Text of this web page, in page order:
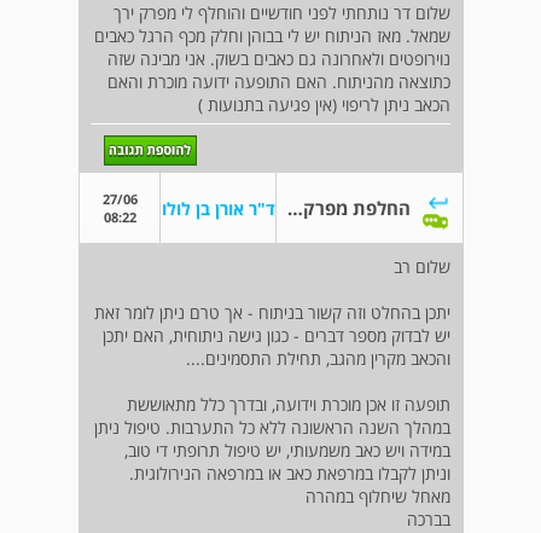
שלום דר נותחתי לפני חודשיים והוחלף לי מפרק ירך
שמאל. מאז הניתוח יש לי בבוהן וחלק מכף הרגל כאבים
נוירופטים ולאחרונה גם כאבים בשוק. אני מבינה שזה
כתוצאה מהניתוח. האם התופעה ידועה מוכרת והאם
הכאב ניתן לריפוי (אין פגיעה בתנועות )
החלפת מפרק ירך רגל שמאל ד"ר אורן בן לולו
27/06
08:22
שלום רב
יתכן בהחלט וזה קשור בניתוח - אך טרם ניתן לומר זאת
יש לבדוק מספר דברים - כגון גישה ניתוחית, האם יתכן
והכאב מקרין מהגב, תחילת התסמינים....
תופעה זו אכן מוכרת וידועה, ובדרך כלל מתאוששת
במהלך השנה הראשונה ללא כל התערבות. טיפול ניתן
במידה ויש כאב משמעותי, יש טיפול תרופתי די טוב,
וניתן לקבלו במרפאת כאב או במרפאה הנירולוגית.
מאחל שיחלוף במהרה
בברכה